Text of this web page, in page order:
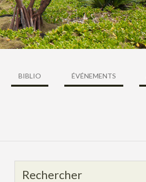
BIBLIO ÉVÉNEMENTS
Rechercher